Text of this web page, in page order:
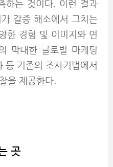
하는 것이다. 이런 결과
갈증 해소에서 그치는
한 경험 및 이미지와 연
막대한 글로벌 마케팅
등 기존의 조사기법에서
을 제공한다.
곳